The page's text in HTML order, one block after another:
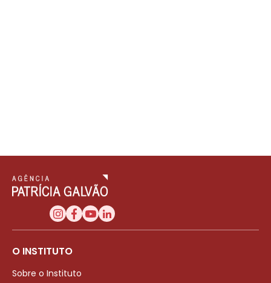
O INSTITUTO
Sobre o Instituto